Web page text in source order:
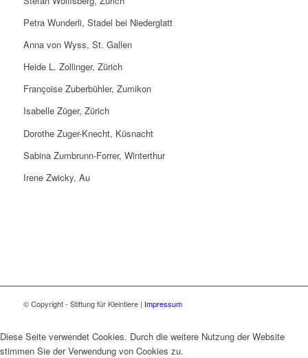
Petra Wunderli, Stadel bei Niederglatt
Anna von Wyss, St. Gallen
Heide L. Zollinger, Zürich
Françoise Zuberbühler, Zumikon
Isabelle Züger, Zürich
Dorothe Zuger-Knecht, Küsnacht
Sabina Zumbrunn-Forrer, Winterthur
Irene Zwicky, Au
© Copyright - Stiftung für Kleintiere | Impressum
Diese Seite verwendet Cookies. Durch die weitere Nutzung der Website
stimmen Sie der Verwendung von Cookies zu.